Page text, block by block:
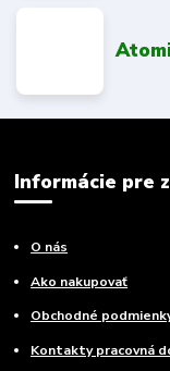
Informácie pre
O nás
Ako nakupovať
Obchodné
Kontakty pracovná